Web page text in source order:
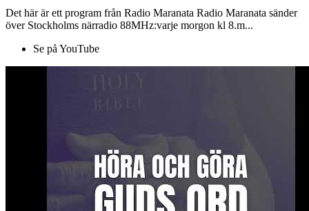
Det här är ett program från Radio Maranata Radio Maranata sänder
över Stockholms närradio 88MHz:varje morgon kl 8.m...
Se på YouTube